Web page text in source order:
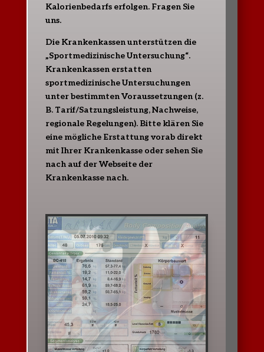
Kalorienbedarfs erfolgen. Fragen Sie
uns.
Die Krankenkassen unterstützen die
„Sportmedizinische Untersuchung“.
Krankenkassen erstatten
sportmedizinische Untersuchungen
unter bestimmten Voraussetzungen (z.
B. Tarif/Satzungsleistung, Nachweise,
regionale Regelungen). Bitte klären Sie
eine mögliche Erstattung vorab direkt
mit Ihrer Krankenkasse oder sehen Sie
nach auf der Webseite der
Krankenkasse nach.
Fettverbrennung
Aerobe Schwelle bestimmen
mit Spiroergometrie